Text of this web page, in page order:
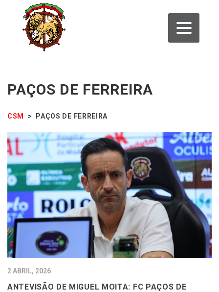
PAÇOS DE FERREIRA
CSM > PAÇOS DE FERREIRA
2 ABRIL, 2026
ANTEVISÃO DE MIGUEL MOITA: FC PAÇOS DE